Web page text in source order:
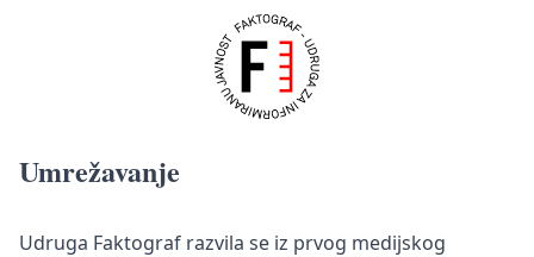
Umrežavanje
Udruga Faktograf razvila se iz prvog medijskog